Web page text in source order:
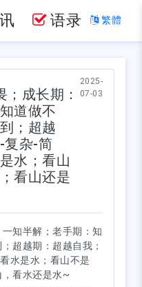
语录 繁體
成长期：
道做不
；超越
复杂-简
水；看山
看山还是
2025-
07-03
知半解；老手期：知
超越期：超越自我；
水是水；看山不是
看水还是水~